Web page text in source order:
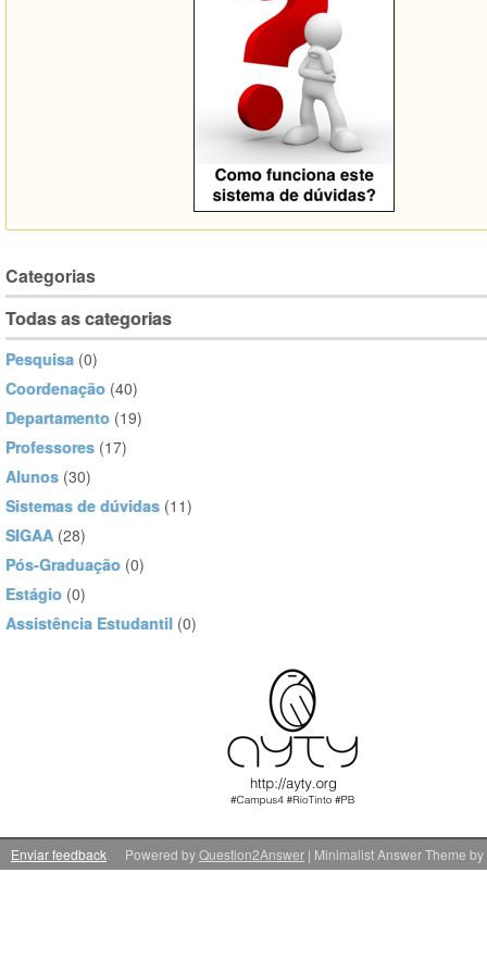
Categorias
Todas as categorias
Pesquisa (0)
Coordenação (40)
Departamento (19)
Professores (17)
Alunos (30)
Sistemas de dúvidas (11)
SIGAA (28)
Pós-Graduação (0)
Estágio (0)
Assistência Estudantil (0)
Enviar feedback | Minimalist Answer Theme by
Powered byQuestion2Answer